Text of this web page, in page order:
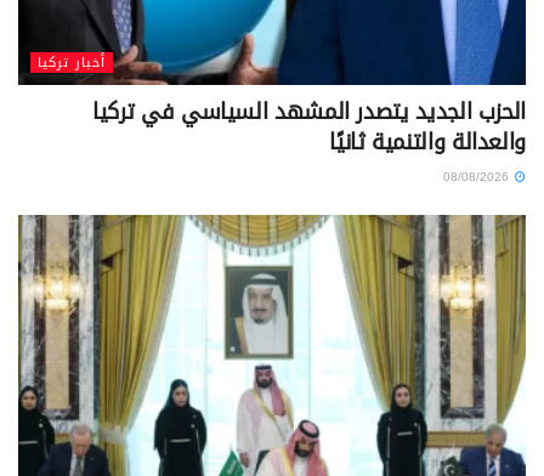
أخبار تركيا
الحزب الجديد يتصدر المشهد السياسي في تركيا
والعدالة والتنمية ثانيًا